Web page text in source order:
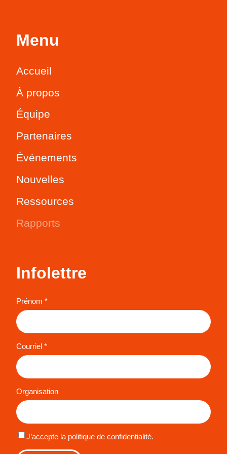
Menu
Accueil
À propos
Équipe
Partenaires
Événements
Nouvelles
Ressources
Rapports
Infolettre
Prénom *
Courriel *
Organisation
J’accepte la politique de confidentialité.